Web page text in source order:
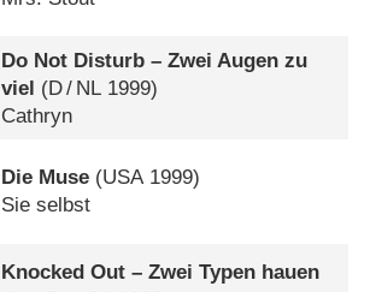
Do Not Disturb – Zwei Augen zu
viel (D/ NL 1999)
Cathryn
Die Muse (USA1999)
Sie selbst
Knocked Out – Zwei Typen hauen